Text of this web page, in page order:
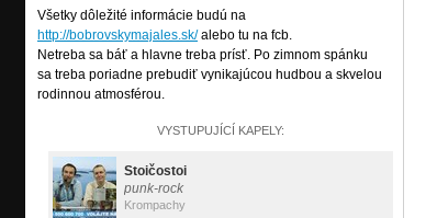
Všetky dôležité informácie budú na
http://bobrovskymajales.sk/alebo tu na fcb.
Netreba sa báť a hlavne treba prísť. Po zimnom spánku
sa treba poriadne prebudiť vynikajúcou hudbou a skvelou
rodinnou atmosférou.
VYSTUPUJÍCÍ KAPELY:
Stoičostoi
punk-rock
Krompachy